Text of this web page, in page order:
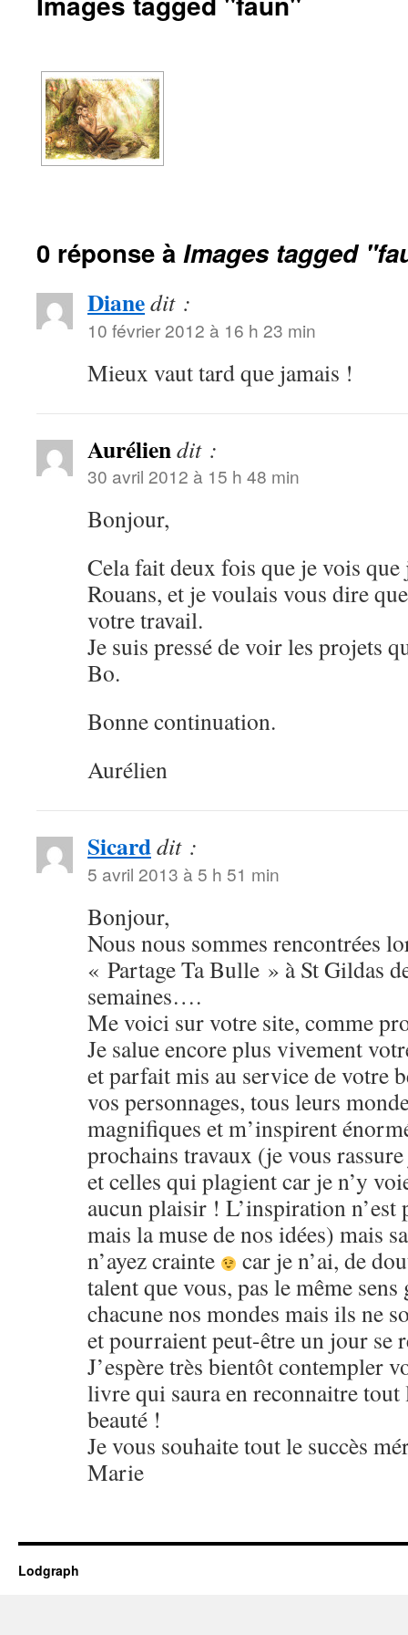
0 réponse à Images tagged
Dianedit :
10 février 2012 à 16 h 23 min
Mieux vaut tard que jamais !
Auréliendit :
30 avril 2012 à 15 h 48 min
Bonjour,
Cela fait deux fois que je vois que
Rouans, et je voulais vous dire
votre travail.
Je suis pressé de voir les projets
Bo.
Bonne continuation.
Aurélien
Sicarddit :
5 avril 2013 à 5 h 51 min
Bonjour,
Nous nous sommes rencontrées
« Partage Ta Bulle » à St Gildas
semaines….
Me voici sur votre site, comme
Je salue encore plus vivement
et parfait mis au service de votre
vos personnages, tous leurs
magnifiques et m’inspirent
prochains travaux (je vous
et celles qui plagient car je n’y
aucun plaisir ! L’inspiration n’est
mais la muse de nos idées) mais
n’ayez crainte
car je n’ai, de
talent que vous, pas le même
chacune nos mondes mais ils ne
et pourraient peut-être un jour se
J’espère très bientôt contempler
livre qui saura en reconnaitre
beauté !
Je vous souhaite tout le succès
Marie
Lodgraph